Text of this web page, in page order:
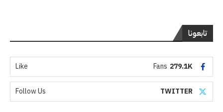
تابعونا
279.1K
Fans
Like
TWITTER
Follow Us